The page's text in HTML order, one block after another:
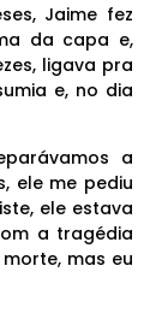
Jaime fez
da capa e,
ligava pra
e, no dia
a
ele me pediu
ele estava
a tragédia
mas eu